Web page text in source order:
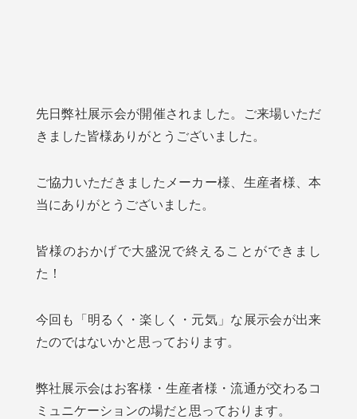
先日弊社展示会が開催されました。ご来場いただ
きました皆様ありがとうございました。
ご協力いただきましたメーカー様、生産者様、本
当にありがとうございました。
皆様のおかげで大盛況で終えることができまし
た！
今回も「明るく・楽しく・元気」な展示会が出来
たのではないかと思っております。
弊社展示会はお客様・生産者様・流通が交わるコ
ミュニケーションの場だと思っております。